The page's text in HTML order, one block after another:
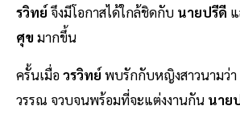
รวิทย์ จึงมีโอกาสได้ใกล้ชิดกับ นายปรีดี
ศุข มากขึ้น
ครั้นเมื่อวรวิทย์ พบรักกับหญิงสาวนามว่
วรรณ จวบจนพร้อมที่จะแต่งงานกัน นาย